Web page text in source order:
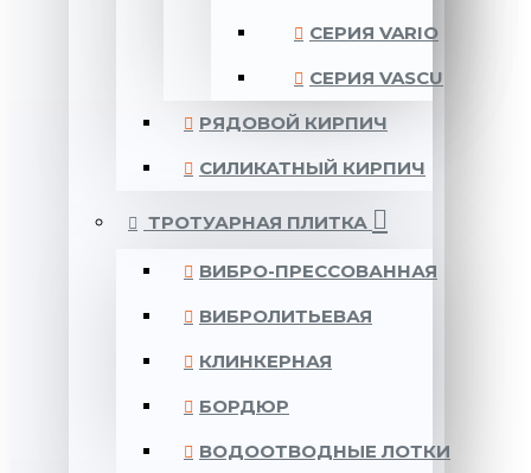
CЕРИЯ VARIO
CЕРИЯ VASCU
РЯДОВОЙ КИРПИЧ
СИЛИКАТНЫЙ КИРПИЧ
ТРОТУАРНАЯ ПЛИТКА
ВИБРО-ПРЕССОВАННАЯ
ВИБРОЛИТЬЕВАЯ
КЛИНКЕРНАЯ
БОРДЮР
ВОДООТВОДНЫЕ ЛОТКИ